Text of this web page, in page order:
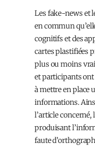
Les fake-news et
en commun
cognitifs et des
cartes plastifiées
plus ou moins
et participants
à mettre en place
informations.
l’article
produisant
faute